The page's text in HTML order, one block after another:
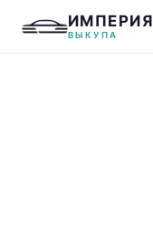
ИМПЕРИЯ
ВЫКУПА